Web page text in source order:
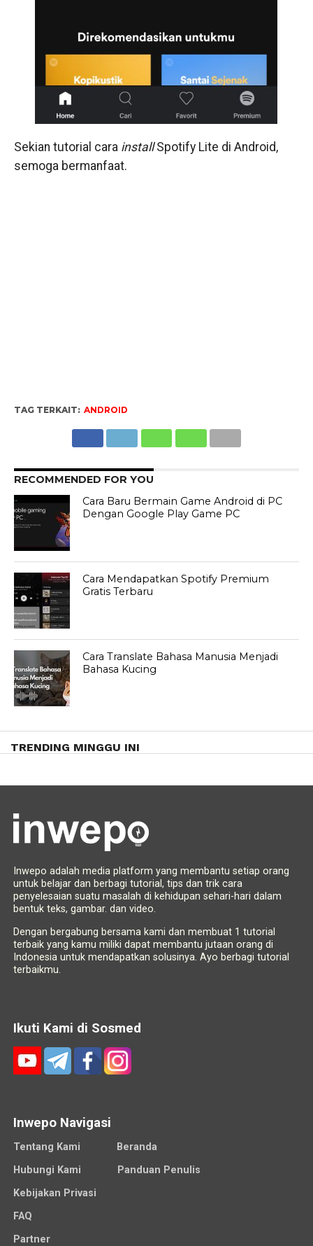
Sekian tutorial carainstallSpotify Lite di Android,
semoga bermanfaat.
TAG TERKAIT: ANDROID
RECOMMENDED FOR YOU
Cara Baru Bermain Game Android di PC
Dengan Google Play Game PC
Cara Mendapatkan Spotify Premium
Gratis Terbaru
Cara Translate Bahasa Manusia Menjadi
Bahasa Kucing
TRENDING MINGGU INI
Inwepo adalah media platform yang membantu setiap orang
untuk belajar dan berbagi tutorial, tips dan trik cara
penyelesaian suatu masalah di kehidupan sehari-hari dalam
bentuk teks, gambar. dan video.
Dengan bergabung bersama kami dan membuat 1 tutorial
terbaik yang kamu miliki dapat membantu jutaan orang di
Indonesia untuk mendapatkan solusinya. Ayo berbagi tutorial
terbaikmu.
Ikuti Kami di Sosmed
Inwepo Navigasi
Tentang Kami
Beranda
Hubungi Kami
Panduan Penulis
Kebijakan Privasi
FAQ
Partner